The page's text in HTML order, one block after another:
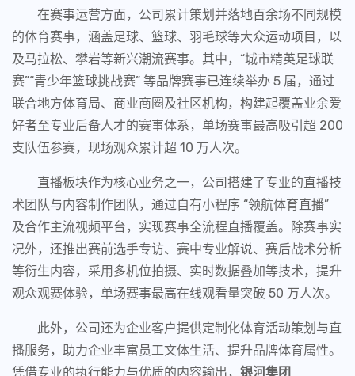
在赛事运营方面，公司累计策划并落地百余场不同规模
的体育赛事，涵盖足球、篮球、羽毛球等大众运动项目，以
及马拉松、攀岩等新兴潮流赛事。其中，“城市精英足球联
赛”“青少年篮球挑战赛” 等品牌赛事已连续举办 5 届，通过
联合地方体育局、商业商圈及社区机构，构建起覆盖业余爱
好者至专业后备人才的赛事体系，单场赛事最高吸引超 200
支队伍参赛，现场观众累计超 10 万人次。
直播板块作为核心业务之一，公司搭建了专业的直播技
术团队与内容制作团队，通过自有小程序 “领航体育直播”
及合作主流视频平台，实现赛事全流程直播覆盖。除赛事实
况外，还推出赛前选手专访、赛中专业解说、赛后战术分析
等衍生内容，采用多机位拍摄、实时数据叠加等技术，提升
观众观赛体验，单场赛事最高在线观看量突破 50 万人次。
此外，公司还为企业客户提供定制化体育活动策划与直
播服务，助力企业丰富员工文体生活、提升品牌体育属性。
凭借专业的执行能力与优质的内容输出， 银河集团